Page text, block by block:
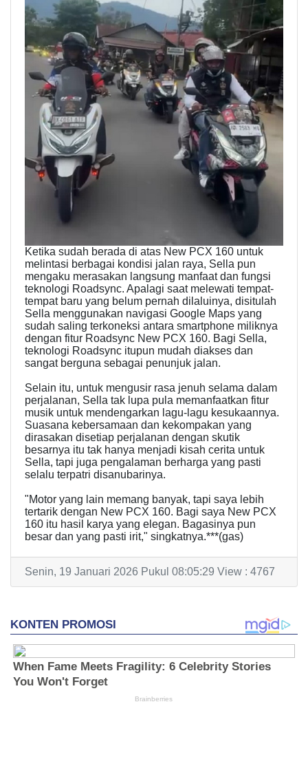
Ketika sudah berada di atas New PCX 160 untuk
melintasi berbagai kondisi jalan raya, Sella pun
mengaku merasakan langsung manfaat dan fungsi
teknologi Roadsync. Apalagi saat melewati tempat-
tempat baru yang belum pernah dilaluinya, disitulah
Sella menggunakan navigasi Google Maps yang
sudah saling terkoneksi antara smartphone miliknya
dengan fitur Roadsync New PCX 160. Bagi Sella,
teknologi Roadsync itupun mudah diakses dan
sangat berguna sebagai penunjuk jalan.
Selain itu, untuk mengusir rasa jenuh selama dalam
perjalanan, Sella tak lupa pula memanfaatkan fitur
musik untuk mendengarkan lagu-lagu kesukaannya.
Suasana kebersamaan dan kekompakan yang
dirasakan disetiap perjalanan dengan skutik
besarnya itu tak hanya menjadi kisah cerita untuk
Sella, tapi juga pengalaman berharga yang pasti
selalu terpatri disanubarinya.
"Motor yang lain memang banyak, tapi saya lebih
tertarik dengan New PCX 160. Bagi saya New PCX
160 itu hasil karya yang elegan. Bagasinya pun
besar dan yang pasti irit," singkatnya.***(gas)
Senin, 19 Januari 2026 Pukul 08:05:29 View : 4767